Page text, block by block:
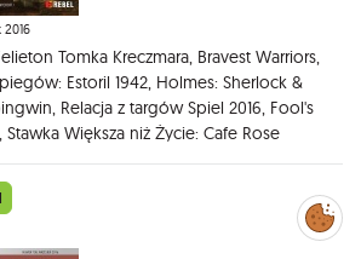
Tomka Kreczmara, Bravest Warriors,
Estoril 1942, Holmes: Sherlock &
Relacja z targów Spiel 2016, Fool's
Większa niż Życie: Cafe Rose
Zarządzaj
preferencjami
cookies